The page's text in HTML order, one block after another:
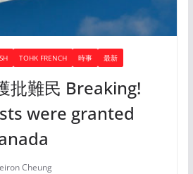
TOHK FRENCH 時事 最新
批難民 Breaking!
were granted
Cheung